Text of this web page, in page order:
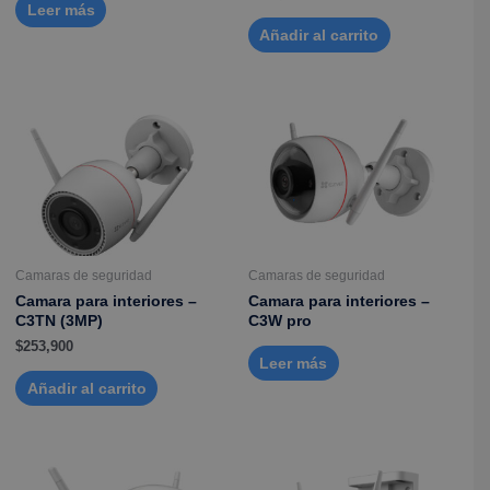
Leer más
Añadir al carrito
Camaras de seguridad
Camara para interiores –
C3TN (3MP)
$253,900
Añadir al carrito
Camaras de seguridad
Camara para interiores –
C3W pro
Leer más